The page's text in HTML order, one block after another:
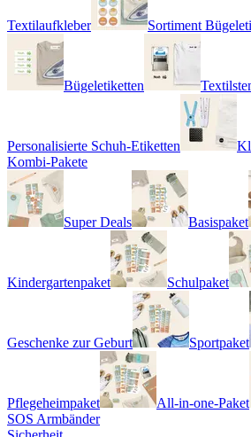
Textilaufkleber Sortiment
Bügeletiketten
Personalisierte Schuh-Etiketten
Kombi-Pakete
Super Deals Basispaket
Kindergartenpaket Schulpaket
Geschenke zur Geburt Sportpaket
Pflegeheimpaket All-in-one-Paket
SOS Armbänder